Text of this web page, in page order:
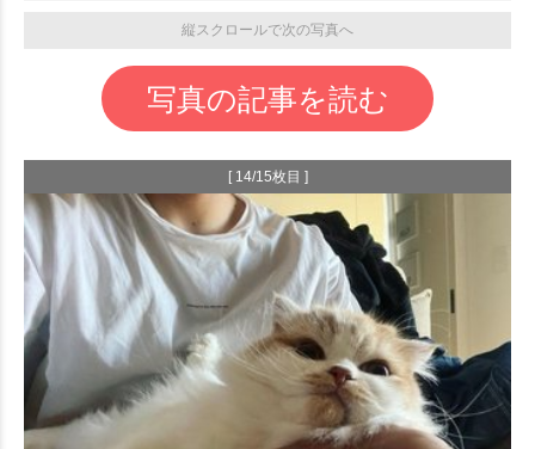
縦スクロールで次の写真へ
写真の記事を読む
[ 14/15枚目 ]